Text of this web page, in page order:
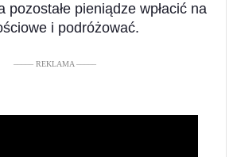
pozostałe pieniądze wpłacić na
i podróżować.
––––– REKLAMA –––––